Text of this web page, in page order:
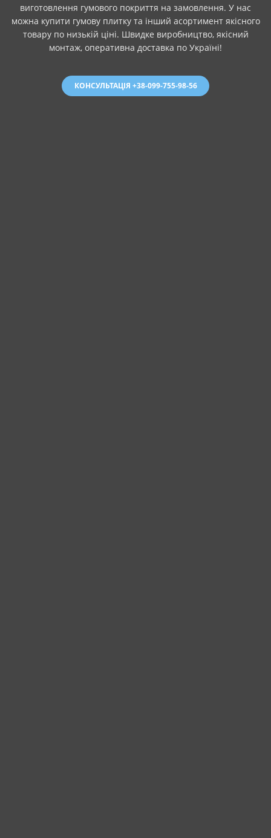
виготовлення гумового покриття на замовлення. У нас
можна купити гумову плитку та інший асортимент якісного
товару по низькій ціні. Швидке виробництво, якісний
монтаж, оперативна доставка по Україні!
КОНСУЛЬТАЦІЯ +38-099-755-98-56